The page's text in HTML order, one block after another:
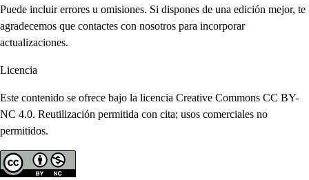
Puede incluir errores u omisiones. Si dispones de una edición mejor, te
agradecemos que contactes con nosotros para incorporar
actualizaciones.
Licencia
Este contenido se ofrece bajo la licencia Creative Commons CC BY-
NC 4.0. Reutilización permitida con cita; usos comerciales no
permitidos.